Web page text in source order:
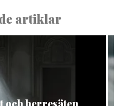
artiklar
och herresäten